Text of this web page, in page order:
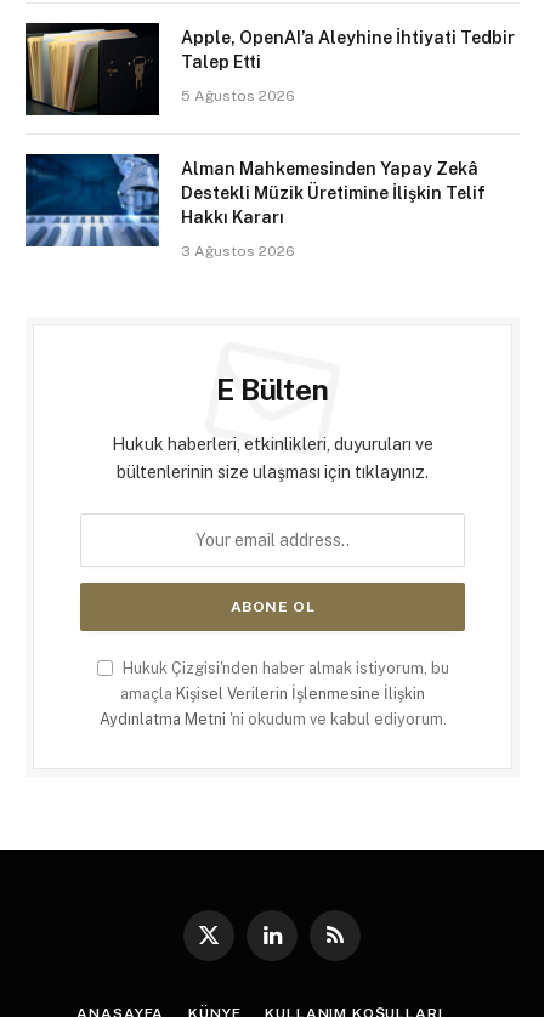
Apple, OpenAI’a Aleyhine İhtiyati Tedbir
Talep Etti
5 Ağustos 2026
Alman Mahkemesinden Yapay Zekâ
Destekli Müzik Üretimine İlişkin Telif
Hakkı Kararı
3 Ağustos 2026
E Bülten
Hukuk haberleri, etkinlikleri, duyuruları ve
bültenlerinin size ulaşması için tıklayınız.
Hukuk Çizgisi'nden haber almak istiyorum, bu
amaçla Kişisel Verilerin İşlenmesine İlişkin
Aydınlatma Metni 'ni okudum ve kabul ediyorum.
X
LinkedInRSS
ANASAYFA KÜNYE KULLANIM KOŞULLARI